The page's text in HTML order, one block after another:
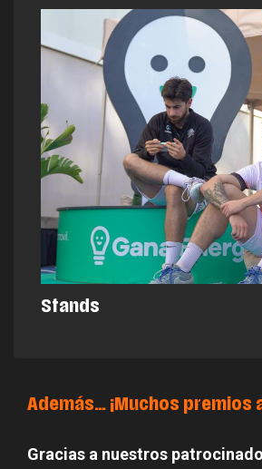
Stands
Además... ¡Muchos premios
Gracias a nuestros